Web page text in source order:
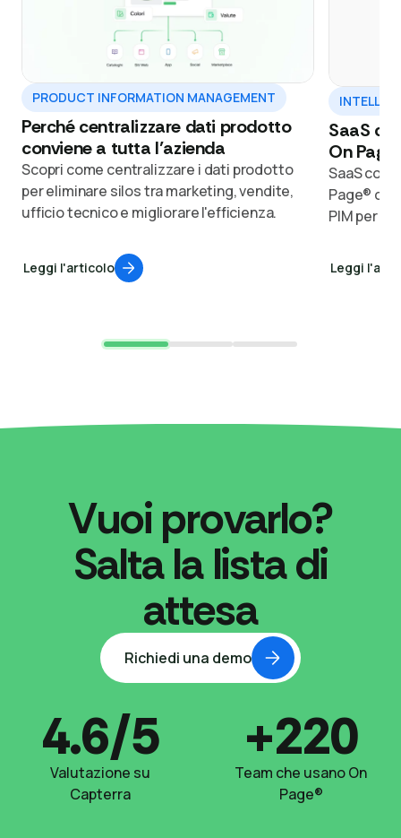
PRODUCT INFORMATION MANAGEMENT
Perché centralizzare dati prodotto
conviene a tutta l’azienda
Scopri come centralizzare i dati prodotto
per eliminare silos tra marketing, vendite,
ufficio tecnico e migliorare l'efficienza.
Leggi l'articolo
SaaS
On
SaaS
Page®
PIM per
Leggi
Vuoi provarlo?
Salta la lista di
attesa
Richiedi una demo
4.6/5
Valutazione su
Capterra
+220
Team che usano On
Page®